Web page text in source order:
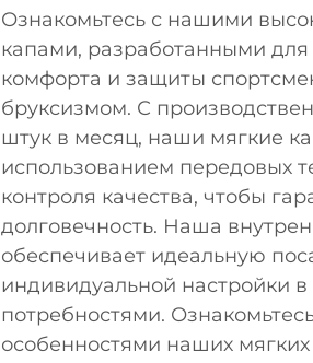
Ознакомьтесь с нашими
капами, разработанными
комфорта и защиты
бруксизмом. С
штук в месяц, наши мягкие
использованием передовых
контроля качества, чтобы
долговечность. Наша
обеспечивает идеальную
индивидуальной настройки
потребностями.
особенностями наших